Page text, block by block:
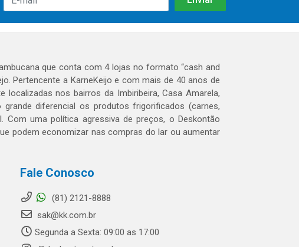
que conta com 4 lojas no formato “cash and
Pertencente a KarneKeijo e com mais de 40 anos de
nos bairros da Imbiribeira, Casa Amarela,
diferencial os produtos frigorificados (carnes,
Com uma política agressiva de preços, o Deskontão
podem economizar nas compras do lar ou aumentar
Fale Conosco
(81) 2121-8888
sak@kk.com.br
Segunda a Sexta: 09:00 as 17:00